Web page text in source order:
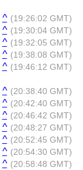
^ (19:26:02 GMT)
^ (19:30:04 GMT)
^ (19:32:05 GMT)
^ (19:38:08 GMT)
^ (19:46:12 GMT)
^ (20:38:40 GMT)
^ (20:42:40 GMT)
^ (20:46:42 GMT)
^ (20:48:27 GMT)
^ (20:52:45 GMT)
^ (20:54:30 GMT)
^ (20:58:48 GMT)